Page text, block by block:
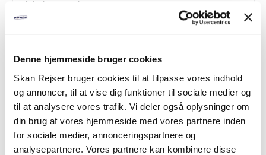
Denne hjemmeside bruger cookies
Skan Rejser bruger cookies til at tilpasse vores indhold
og annoncer, til at vise dig funktioner til sociale medier og
til at analysere vores trafik. Vi deler også oplysninger om
din brug af vores hjemmeside med vores partnere inden
for sociale medier, annonceringspartnere og
analysepartnere. Vores partnere kan kombinere disse
Valgt rejse
Destination:
Hotel:
Belvedere 3***+
Periode:
6 - 10 december 2026
Afrejse:
Sjælland
Prag og Dresden køres med samme bus|Ankomst Dresden